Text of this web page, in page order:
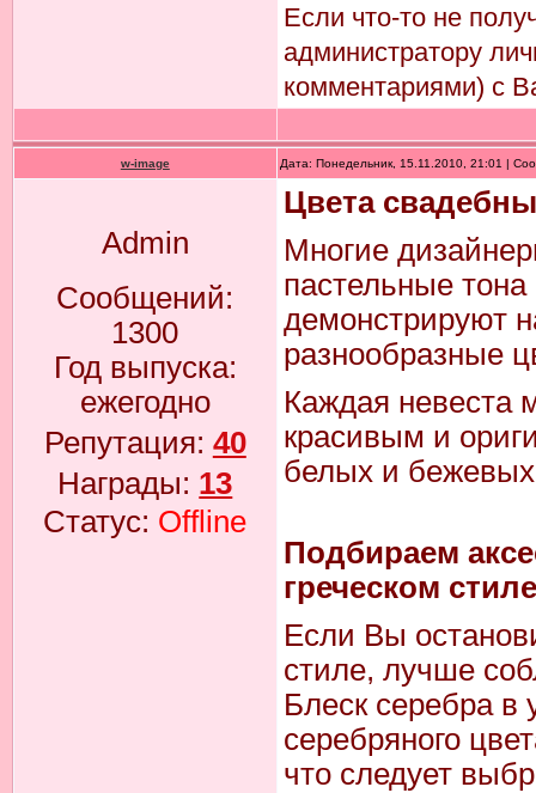
Если что-то не
администратору
комментариями) с
w-image Дата: Понедельник, 15.11.2010, 21:01 |
Admin
Сообщений:
1300
Год выпуска:
ежегодно
Репутация: 40
Награды: 13
Статус: Offline
Цвета
Многие
пастельные
демонстрируют
разнообразные
Каждая невеста
красивым и
белых и бежевых
Подбираем
греческом стиле
Если Вы
стиле, лучше
Блеск серебра в
серебряного
что следует